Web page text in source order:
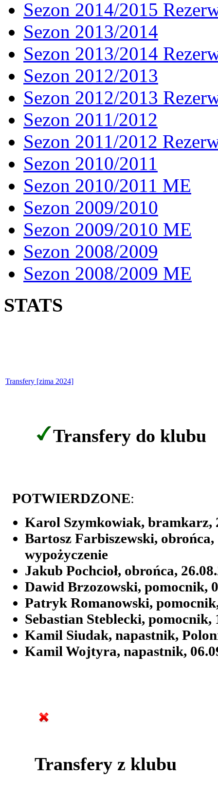
Sezon 2014/2015
Sezon 2013/2014
Sezon 2013/2014
Sezon 2012/2013
Sezon 2012/2013
Sezon 2011/2012
Sezon 2011/2012
Sezon 2010/2011
Sezon 2010/2011 ME
Sezon 2009/2010
Sezon 2009/2010 ME
Sezon 2008/2009
Sezon 2008/2009 ME
STATS
Transfery [zima 2024]
Transfery do klubu
POTWIERDZONE:
Karol Szymkowiak, bramkarz,
Bartosz Farbiszewski,
wypożyczenie
Jakub Pochcioł, obrońca,
Dawid Brzozowski, pomocnik,
Patryk Romanowski,
Sebastian Steblecki,
Kamil Siudak, napastnik,
Kamil Wojtyra, napastnik,
Transfery z klubu